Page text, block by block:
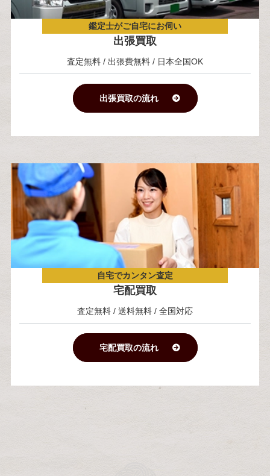
鑑定士がご自宅にお伺い
出張買取
査定無料 / 出張費無料 / 日本全国OK
出張買取の流れ
自宅でカンタン査定
宅配買取
査定無料 / 送料無料 / 全国対応
宅配買取の流れ